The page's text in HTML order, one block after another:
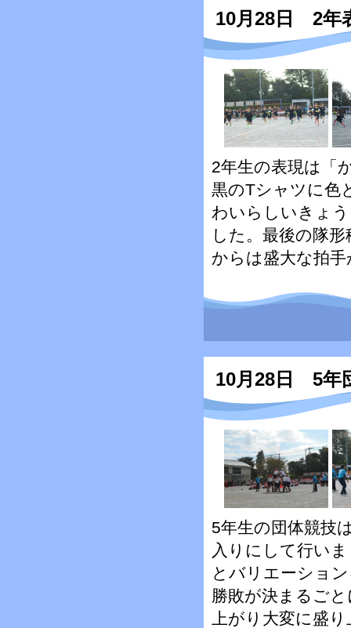
10月28日 2年
2年生の表現は「
黒のTシャツに色
わいらしいきょ
した。最後の隊
からは盛大な拍
10月28日 5年
5年生の団体競技
入りにして行い
とバリエーショ
勝敗が決まるご
上がり大変に盛